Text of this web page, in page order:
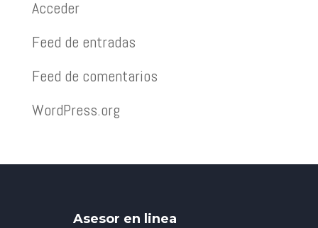
Acceder
Feed de entradas
Feed de comentarios
WordPress.org
Asesor en linea